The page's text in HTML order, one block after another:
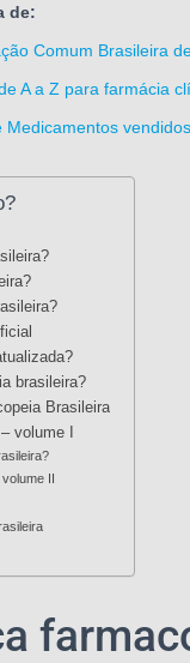
de:
Comum Brasileira
A a Z para farmácia
brasileira?
Brasileira
volume I
II